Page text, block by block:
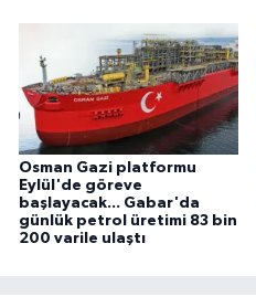
Osman Gazi platformu
Eylül'de göreve
başlayacak... Gabar'da
günlük petrol üretimi 83 bin
200 varile ulaştı